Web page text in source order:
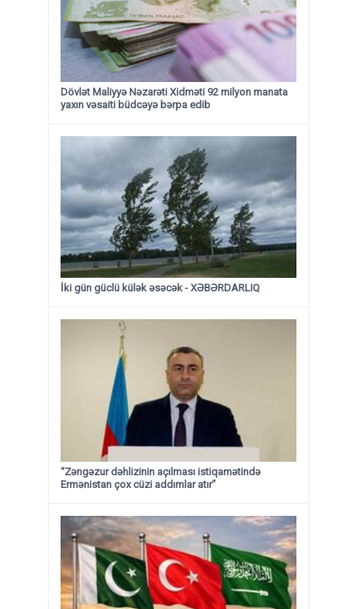
Dövlət Maliyyə Nəzarəti Xidməti 92 milyon manata
yaxın vəsaiti büdcəyə bərpa edib
İki gün güclü külək əsəcək - XƏBƏRDARLIQ
“Zəngəzur dəhlizinin açılması istiqamətində
Ermənistan çox cüzi addımlar atır”